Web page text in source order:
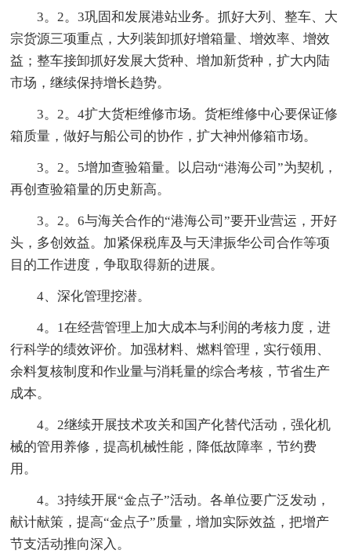
3。2。3巩固和发展港站业务。抓好大列、整车、大
宗货源三项重点，大列装卸抓好增箱量、增效率、增效
益；整车接卸抓好发展大货种、增加新货种，扩大内陆
市场，继续保持增长趋势。
3。2。4扩大货柜维修市场。货柜维修中心要保证修
箱质量，做好与船公司的协作，扩大神州修箱市场。
3。2。5增加查验箱量。以启动“港海公司”为契机，
再创查验箱量的历史新高。
3。2。6与海关合作的“港海公司”要开业营运，开好
头，多创效益。加紧保税库及与天津振华公司合作等项
目的工作进度，争取取得新的进展。
4、深化管理挖潜。
4。1在经营管理上加大成本与利润的考核力度，进
行科学的绩效评价。加强材料、燃料管理，实行领用、
余料复核制度和作业量与消耗量的综合考核，节省生产
成本。
4。2继续开展技术攻关和国产化替代活动，强化机
械的管用养修，提高机械性能，降低故障率，节约费
用。
4。3持续开展“金点子”活动。各单位要广泛发动，
献计献策，提高“金点子”质量，增加实际效益，把增产
节支活动推向深入。